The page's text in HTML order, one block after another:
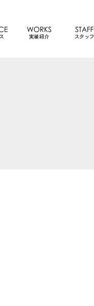
実績紹介 スタッフ